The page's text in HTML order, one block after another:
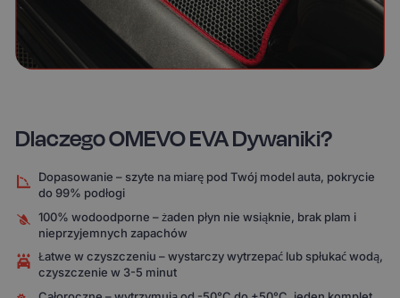
Dlaczego OMEVO EVA Dywaniki?
Dopasowanie – szyte na miarę pod Twój model auta, pokrycie
do 99% podłogi
100% wodoodporne – żaden płyn nie wsiąknie, brak plam i
nieprzyjemnych zapachów
Łatwe w czyszczeniu – wystarczy wytrzepać lub spłukać wodą,
czyszczenie w 3-5 minut